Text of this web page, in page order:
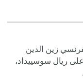
زين الدين
على ريال سوسييداد،